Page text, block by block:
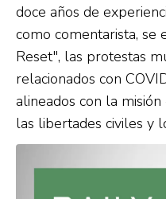
doce años de
como comentarista, se
Reset", las protestas
relacionados con
alineados con la
las libertades civiles y